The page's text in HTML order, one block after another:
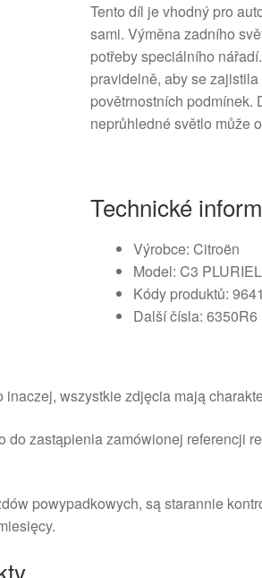
Tento díl je vhodný pro
sami. Výměna zadního
potřeby speciálního
pravidelně, aby se
povětrnostních podmínek.
neprůhledné světlo může
Technické
Výrobce: Citroën
Model: C3 PLURIEL
Kódy produktů:
Další čísla: 6350R6
wszystkie zdjęcia mają
do zastąpienia zamówionej referencji
powypadkowych, są starannie